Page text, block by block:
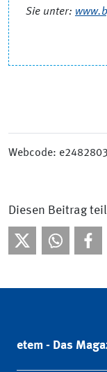
Sie unter:
Webcode:
Diesen Beitrag
etem - Das